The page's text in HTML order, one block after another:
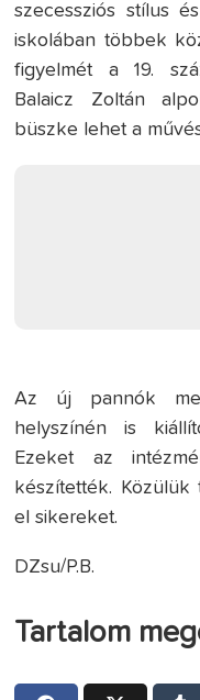
szecessziós stílus
iskolában többek
figyelmét a 19.
Balaicz Zoltán
büszke lehet a
Az új pannók
helyszínén is
Ezeket az
készítették.
el sikereket.
DZsu/P.B.
Tartalom